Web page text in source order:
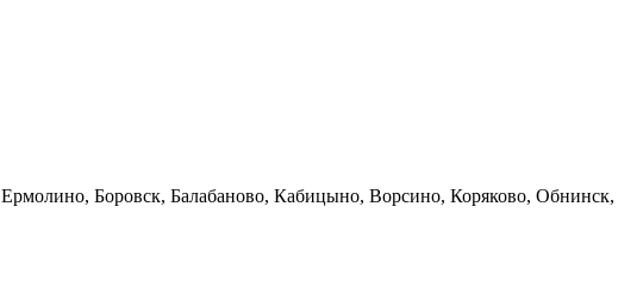
Ермолино, Боровск, Балабаново, Кабицыно, Ворсино, Коряково, Обнинск,